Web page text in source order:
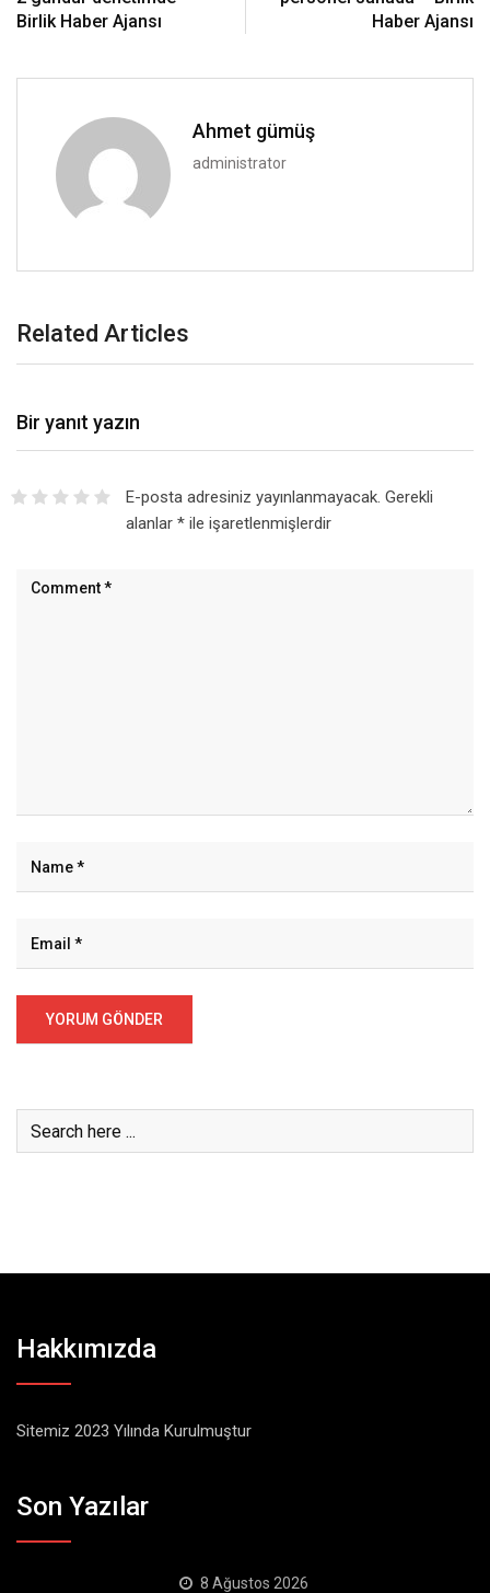
Birlik Haber Ajansı
Haber Ajansı
Ahmet gümüş
administrator
Related Articles
Bir yanıt yazın
E-posta adresiniz yayınlanmayacak. Gerekli
alanlar *ile işaretlenmişlerdir
Hakkımızda
Sitemiz 2023 Yılında Kurulmuştur
Son Yazılar
8 Ağustos 2026